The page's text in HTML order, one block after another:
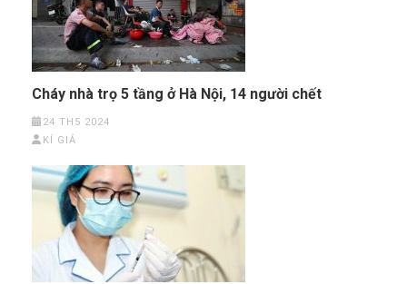
Cháy nhà trọ 5 tầng ở Hà Nội, 14 người chết
24 TH5 2024
KÍ GIẢ